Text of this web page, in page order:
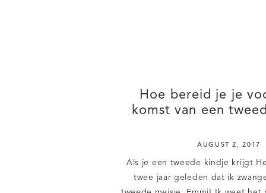
Hoe bereid je je
komst van een
AUGUST 2, 2017
Als je een tweede kindje krijgt
twee jaar geleden dat ik